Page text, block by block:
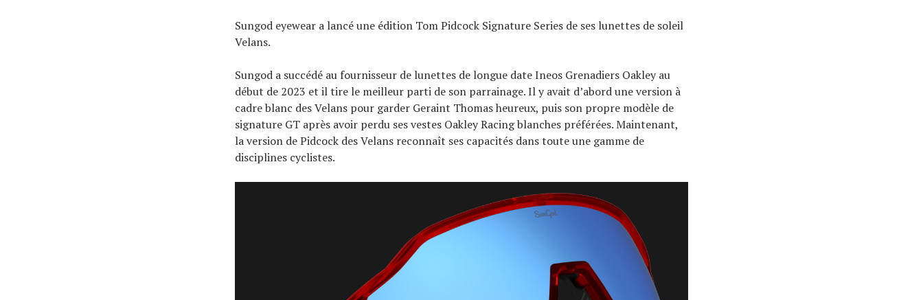
Sungod eyewear a lancé une édition Tom Pidcock Signature Series de ses lunettes de soleil
Velans.
Sungod a succédé au fournisseur de lunettes de longue date Ineos Grenadiers Oakley au
début de 2023 et il tire le meilleur parti de son parrainage. Il y avait d’abord une version à
cadre blanc des Velans pour garder Geraint Thomas heureux, puis son propre modèle de
signature GT après avoir perdu ses vestes Oakley Racing blanches préférées. Maintenant,
la version de Pidcock des Velans reconnaît ses capacités dans toute une gamme de
disciplines cyclistes.